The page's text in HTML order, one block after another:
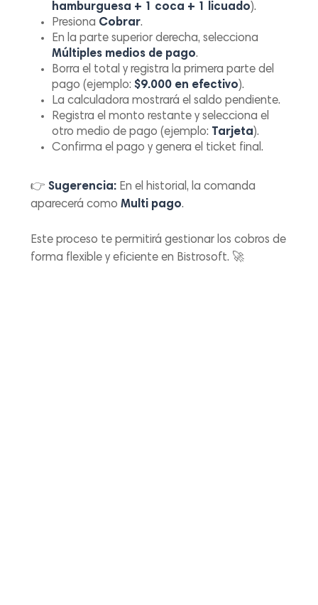
hamburguesa + 1 coca + 1 licuado).
Presiona Cobrar.
En la parte superior derecha, selecciona
Múltiples medios de pago.
Borra el total y registra la primera parte del
pago (ejemplo:$9.000 en efectivo).
La calculadora mostrará el saldo pendiente.
Registra el monto restante y selecciona el
otro medio de pago (ejemplo: Tarjeta).
Confirma el pago y genera el ticket final.
👉Sugerencia: En el historial, la comanda
aparecerá comoMulti pago.
Este proceso te permitirá gestionar los cobros de
forma flexible y eficiente en Bistrosoft. 🚀